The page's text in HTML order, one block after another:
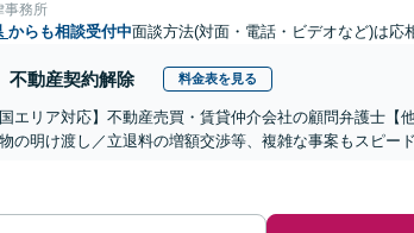
事務所
からも相談受付中面談方法(対面・電話・ビデオなど)は応
不動産契約解除 料金表を見る
エリア対応】不動産売買・賃貸仲介会社の顧問弁護士【
の明け渡し／立退料の増額交渉等、複雑な事案もスピー